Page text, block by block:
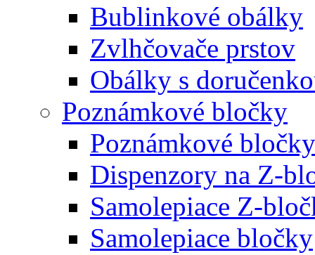
Bublinkové obálky
Zvlhčovače prstov
Obálky s
Poznámkové bločky
Poznámkové
Dispenzory na Z-
Samolepiace Z-
Samolepiace bločky